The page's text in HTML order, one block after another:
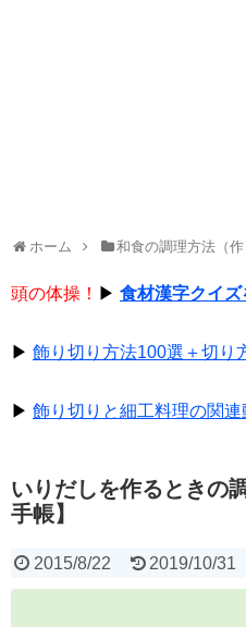
ホーム 和食の調理方法（作
頭の体操！ ▶ 食材漢字クイズ
▶ 飾り切り方法100選＋切り
▶ 飾り切りと細工料理の関連
いりだしを作るときの
手帳】
2015/8/22 2019/10/31